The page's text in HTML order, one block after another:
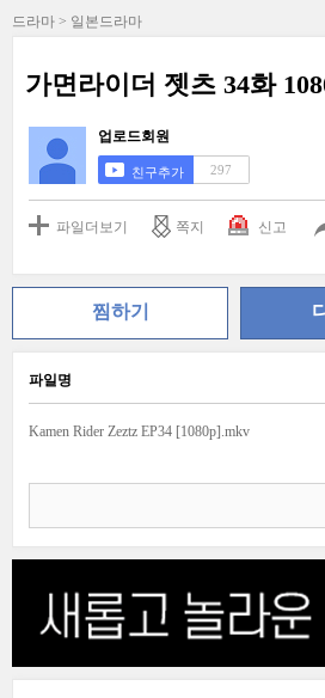
드라마 > 일본드라마
가면라이더 젯츠 34화
업로드회원
친구추가 297
파일더보기 쪽지 신고
찜하기
파일명
Kamen Rider Zeztz EP34 [1080p].mkv